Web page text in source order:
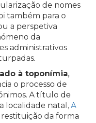
de nomes
também para o
a perspetiva
da
administrativos
à toponímia,
o processo de
A título de
localidade natal, A
restituição da forma